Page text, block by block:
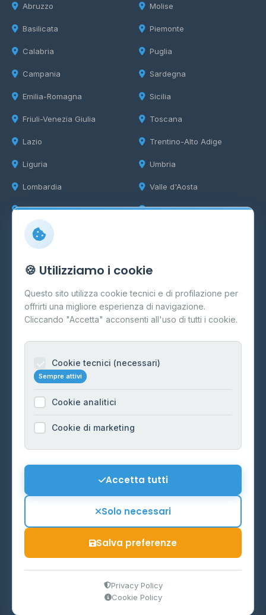
Abruzzo
Basilicata
Calabria
Campania
Emilia-Romagna
Friuli-Venezia Giulia
Lazio
Liguria
Lombardia
Marche
Molise
Piemonte
Puglia
Sardegna
Sicilia
Toscana
Trentino-Alto Adige
Umbria
Valle d'Aosta
Veneto
Info
Cos'è il GPL
FAQ
Contatti
Informazioni legali
Cookie Policy
Preferenze Cookie
Mappa del sito
P.IVA 03859300364
Ministero delle Imprese e del Made in Italy
🍪 Utilizziamo i cookie
Questo sito utilizza cookie tecnici e di profilazione per
offrirti una migliore esperienza di navigazione.
Cliccando "Accetta" acconsenti all'uso di tutti i cookie.
Cookie tecnici (necessari)
Sempre attivi
Cookie analitici
Cookie di marketing
Accetta tutti
Solo necessari
Salva preferenze
Privacy Policy
Cookie Policy